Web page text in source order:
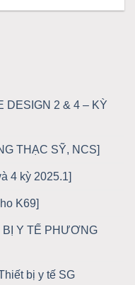
DESIGN 2 & 4 – KỲ
THẠC SỸ, NCS]
4 kỳ 2025.1]
K69]
BỊ Y TẾ PHƯƠNG
bị y tế SG